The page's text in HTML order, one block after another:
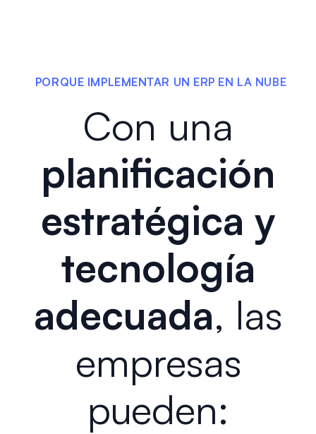
PORQUE IMPLEMENTAR UN ERP EN LA NUBE
Con una
planificación
estratégica y
tecnología
adecuada, las
empresas
pueden: